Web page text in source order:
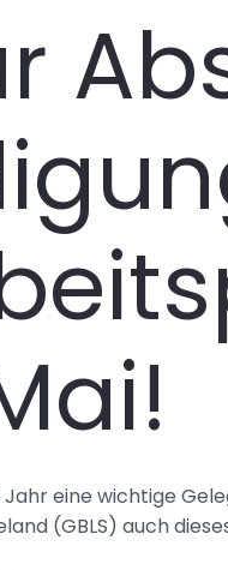
eine wichtige
(GBLS) auch